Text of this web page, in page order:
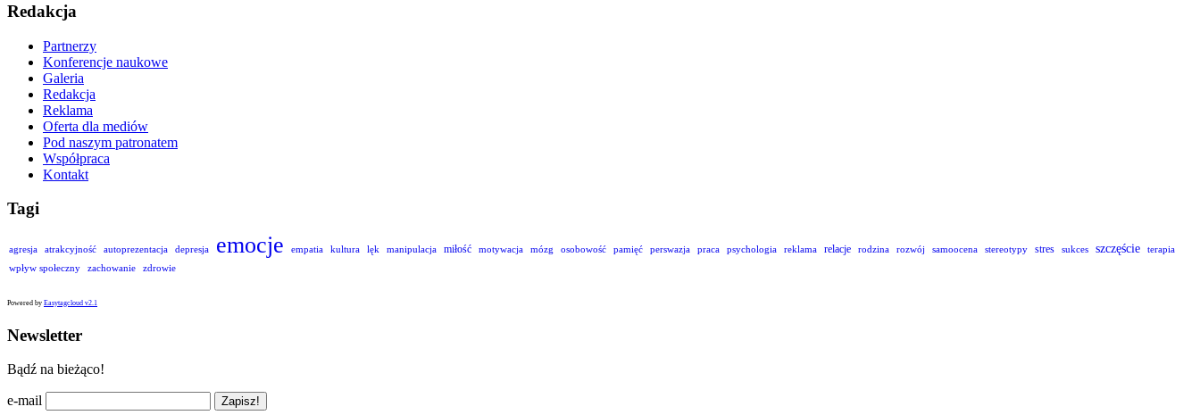
Redakcja
Partnerzy
Konferencje naukowe
Galeria
Redakcja
Reklama
Oferta dla mediów
Pod naszym patronatem
Współpraca
Kontakt
Tagi
agresja atrakcyjność autoprezentacja depresja emocje empatia kultura lęk manipulacja miłość motywacja mózg osobowość pamięć perswazja praca psychologia reklama relacje rodzina rozwój samoocena stereotypy stres sukces szczęście
terapia
wpływ społeczny
zachowanie zdrowie
Powered by Easytagcloud v2.1
Newsletter
Bądź na bieżąco!
e-mail